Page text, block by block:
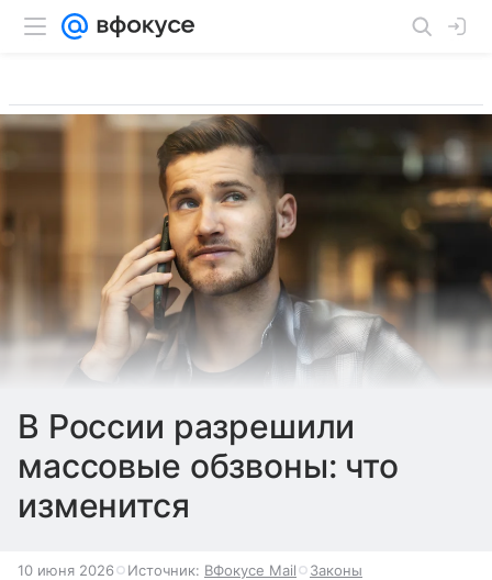
В России разрешили
массовые обзвоны: что
изменится
10 июня 2026 Источник: ВФокусе Mail Законы